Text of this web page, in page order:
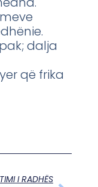
dalja
që frika
I RADHËS